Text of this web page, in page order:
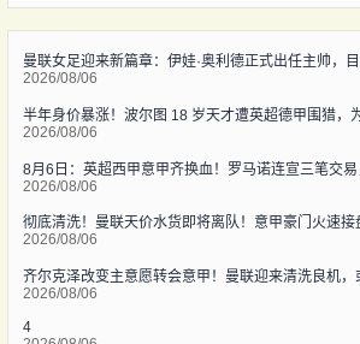
曼联女足迎来新篇章：伊娃·奥利德正式出任主帅，
2026/08/06
半年身价暴涨！波尔图 18 岁天才遭英超德甲围猎，
2026/08/06
8月6日：英超西甲意甲齐换血！罗马诺连宣三笔交
2026/08/06
彻底清洗！曼联天价水货即将离队！意甲豪门火速接
2026/08/06
齐尔克泽改变主意愿转会意甲！曼联迎来清洗良机，
2026/08/06
4